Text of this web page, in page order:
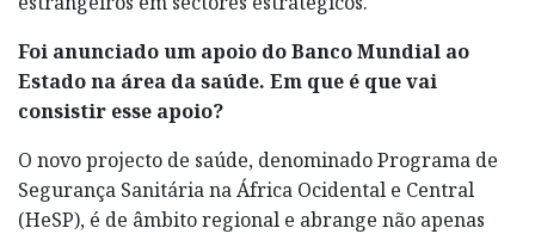
Foi anunciado um apoio do Banco Mundial ao
Estado na área da saúde. Em que é que vai
consistir esse apoio?
O novo projecto de saúde, denominado Programa de
Segurança Sanitária na África Ocidental e Central
(HeSP), é de âmbito regional e abrange não apenas